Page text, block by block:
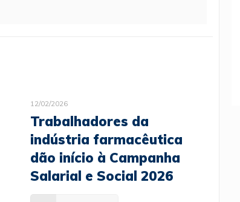
12/02/2026
Trabalhadores da
indústria farmacêutica
dão início à Campanha
Salarial e Social 2026